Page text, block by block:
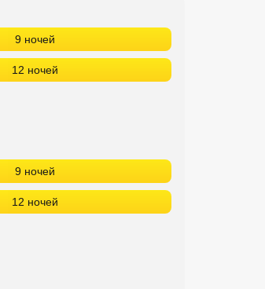
9 ночей
12 ночей
9 ночей
12 ночей